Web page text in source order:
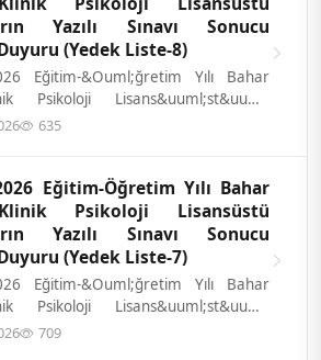
Yazılı Sınavı Sonucu
(Yedek Liste-8)
Eğitim-&Ouml;ğretim Yılı Bahar
Psikoloji Lisans&uuml;st&uuml;
Sınavı sonucu ilgi...
635
Eğitim-Öğretim Yılı Bahar
Klinik Psikoloji Lisansüstü
Yazılı Sınavı Sonucu
(Yedek Liste-7)
Eğitim-&Ouml;ğretim Yılı Bahar
Psikoloji Lisans&uuml;st&uuml;
Sınavı sonucu ilgi...
709